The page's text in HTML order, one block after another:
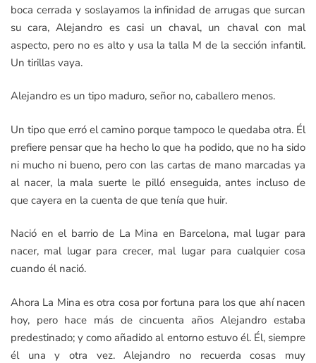
boca cerrada y soslayamos la infinidad de arrugas que surcan
su cara, Alejandro es casi un chaval, un chaval con mal
aspecto, pero no es alto y usa la talla M de la sección infantil.
Un tirillas vaya.
Alejandro es un tipo maduro, señor no, caballero menos.
Un tipo que erró el camino porque tampoco le quedaba otra. Él
prefiere pensar que ha hecho lo que ha podido, que no ha sido
ni mucho ni bueno, pero con las cartas de mano marcadas ya
al nacer, la mala suerte le pilló enseguida, antes incluso de
que cayera en la cuenta de que tenía que huir.
Nació en el barrio de La Mina en Barcelona, mal lugar para
nacer, mal lugar para crecer, mal lugar para cualquier cosa
cuando él nació.
Ahora La Mina es otra cosa por fortuna para los que ahí nacen
hoy, pero hace más de cincuenta años Alejandro estaba
predestinado; y como añadido al entorno estuvo él. Él, siempre
él una y otra vez. Alejandro no recuerda cosas muy